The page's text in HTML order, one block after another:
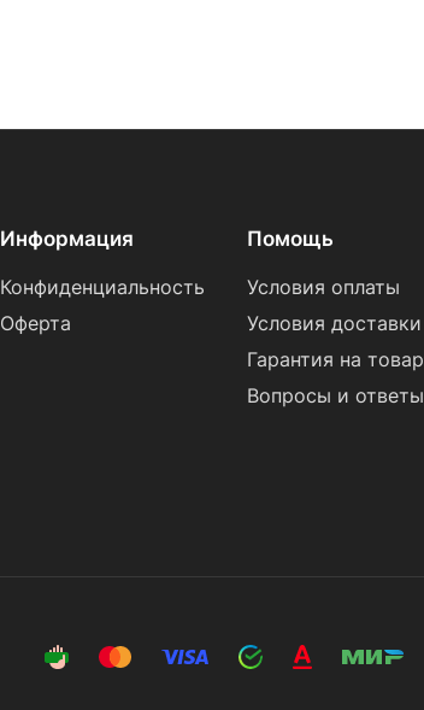
Информация
Конфиденциальность
Оферта
Помощь
Условия оплаты
Условия доставки
Гарантия на товар
Вопросы и ответы